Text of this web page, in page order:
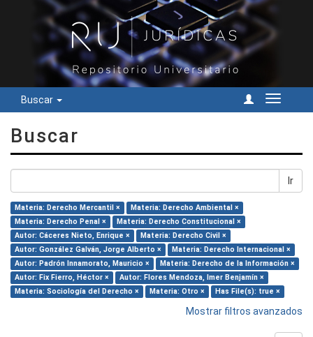
Buscar
Cambiar
Buscar
Ir
Materia: Derecho Mercantil ×
Materia: Derecho Ambiental ×
Materia: Derecho Penal ×
Materia: Derecho Constitucional ×
Autor: Cáceres Nieto, Enrique ×
Materia: Derecho Civil ×
Autor: González Galván, Jorge Alberto ×
Materia: Derecho Internacional ×
Autor: Padrón Innamorato, Mauricio ×
Materia: Derecho de la Información ×
Autor: Fix Fierro, Héctor ×
Autor: Flores Mendoza, Imer Benjamín ×
Materia: Sociología del Derecho ×
Materia: Otro × Has File(s): true ×
Mostrar filtros avanzados